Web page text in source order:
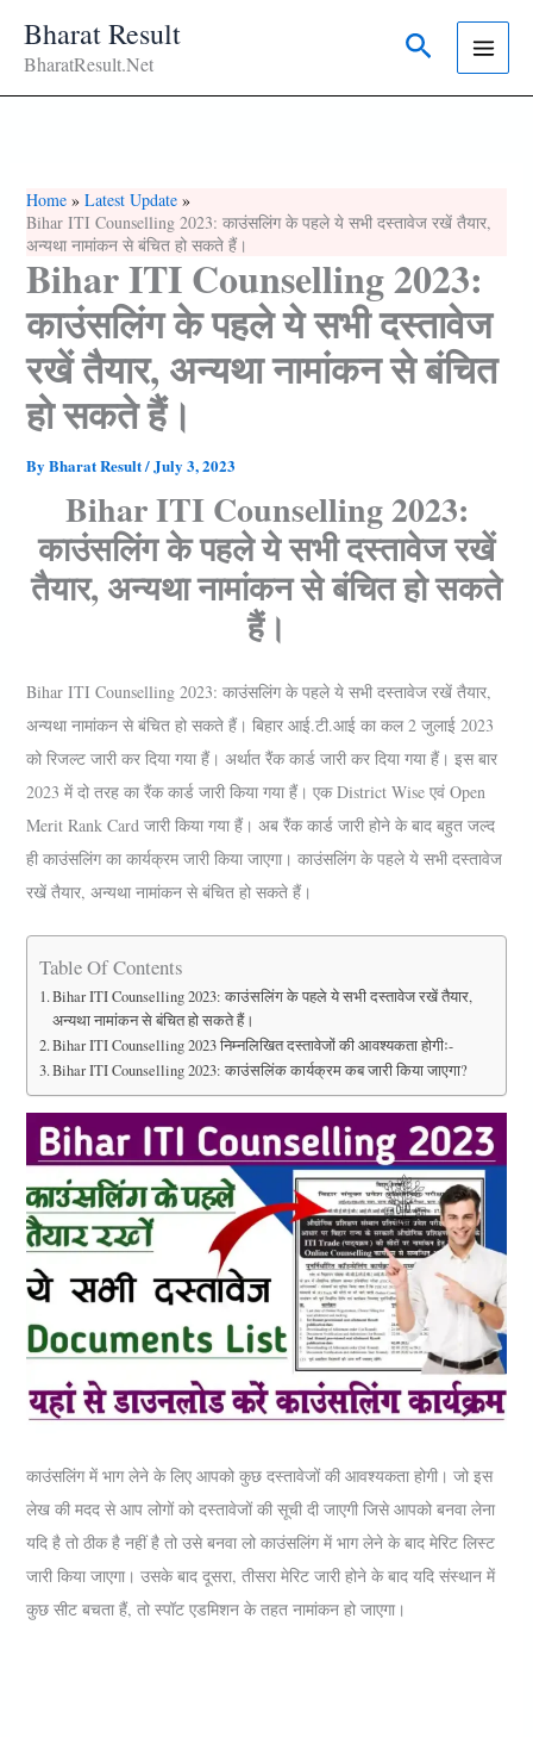
Bharat Result
BharatResult.Net Search
Home
Latest Update
Bihar ITI Counselling 2023: काउंसलिंग के पहले ये सभी दस्तावेज रखें तैयार,
अन्यथा नामांकन से बंचित हो सकते हैं।
Bihar ITI Counselling 2023:
काउंसलिंग के पहले ये सभी दस्तावेज
रखें तैयार, अन्यथा नामांकन से बंचित
हो सकते हैं।
By Bharat Result/July 3, 2023
Bihar ITI Counselling 2023:
काउंसलिंग के पहले ये सभी दस्तावेज रखें
तैयार, अन्यथा नामांकन से बंचित हो सकते
हैं।
Bihar ITI Counselling 2023: काउंसलिंग के पहले ये सभी दस्तावेज रखें तैयार,
अन्यथा नामांकन से बंचित हो सकते हैं। बिहार आई.टी.आई का कल 2 जुलाई 2023
को रिजल्ट जारी कर दिया गया हैं। अर्थात रैंक कार्ड जारी कर दिया गया हैं। इस बार
2023 में दो तरह का रैंक कार्ड जारी किया गया हैं। एक District Wise एवं Open
Merit Rank Card जारी किया गया हैं। अब रैंक कार्ड जारी होने के बाद बहुत जल्द
ही काउंसलिंग का कार्यक्रम जारी किया जाएगा। काउंसलिंग के पहले ये सभी दस्तावेज
रखें तैयार, अन्यथा नामांकन से बंचित हो सकते हैं।
Table Of Contents
Bihar ITI Counselling 2023: काउंसलिंग के पहले ये सभी दस्तावेज रखें तैयार,
अन्यथा नामांकन से बंचित हो सकते हैं।
Bihar ITI Counselling 2023 निम्नलिखित दस्तावेजों की आवश्यकता होगीः-
Bihar ITI Counselling 2023: काउंसलिंक कार्यक्रम कब जारी किया जाएगा?
काउंसलिंग में भाग लेने के लिए आपको कुछ दस्तावेजों की आवश्यकता होगी। जो इस
लेख की मदद से आप लोगों को दस्तावेजों की सूची दी जाएगी जिसे आपको बनवा लेना
यदि है तो ठीक है नहीं है तो उसे बनवा लो काउंसलिंग में भाग लेने के बाद मेरिट लिस्ट
जारी किया जाएगा। उसके बाद दूसरा, तीसरा मेरिट जारी होने के बाद यदि संस्थान में
कुछ सीट बचता हैं, तो स्पॉट एडमिशन के तहत नामांकन हो जाएगा।